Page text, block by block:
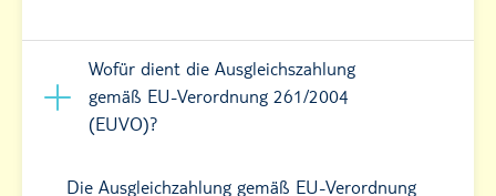
Wofür dient die Ausgleichszahlung
gemäß EU-Verordnung 261/2004
(EUVO)?
Die Ausgleichzahlung gemäß EU-Verordnung